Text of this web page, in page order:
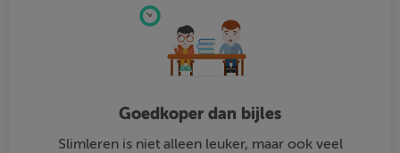
Goedkoper dan bijles
Slimleren is niet alleen leuker, maar ook veel